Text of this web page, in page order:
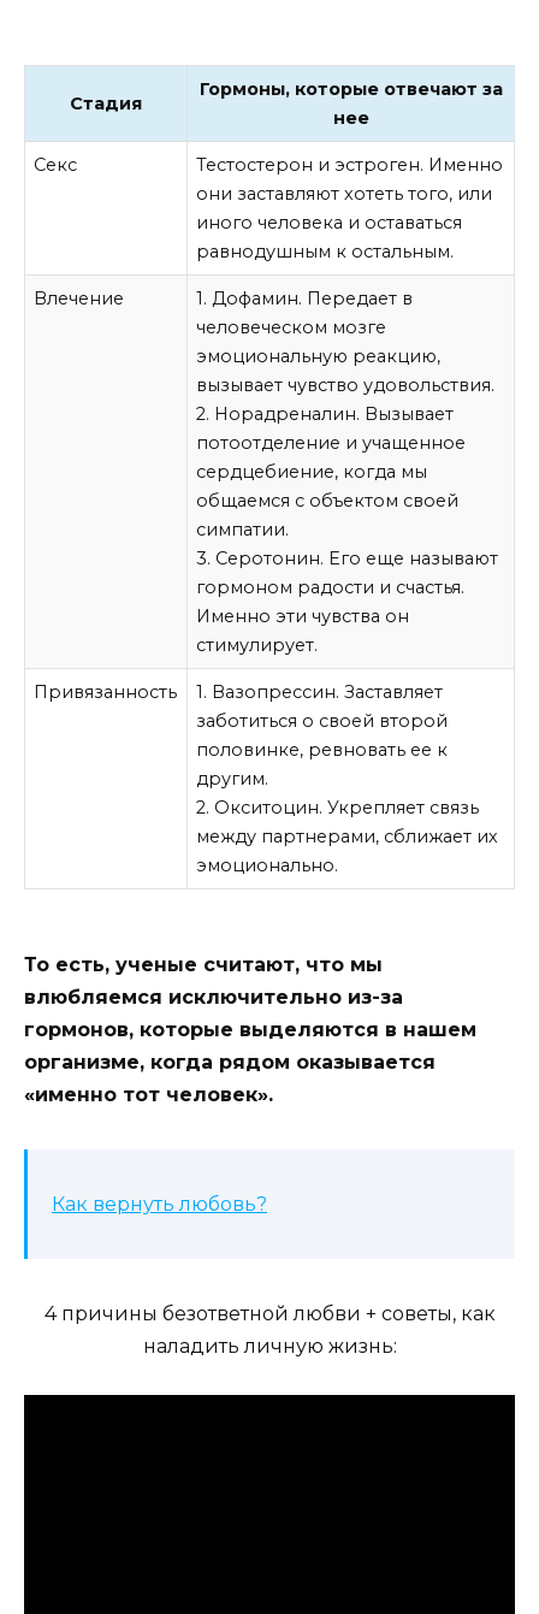
Стадия
Гормоны, которые отвечают за
нее
Секс
Тестостерон и эстроген. Именно
они заставляют хотеть того, или
иного человека и оставаться
равнодушным к остальным.
Влечение
1. Дофамин. Передает в
человеческом мозге
эмоциональную реакцию,
вызывает чувство удовольствия.
2. Норадреналин. Вызывает
потоотделение и учащенное
сердцебиение, когда мы
общаемся с объектом своей
симпатии.
3. Серотонин. Его еще называют
гормоном радости и счастья.
Именно эти чувства он
стимулирует.
Привязанность
1. Вазопрессин. Заставляет
заботиться о своей второй
половинке, ревновать ее к
другим.
2. Окситоцин. Укрепляет связь
между партнерами, сближает их
эмоционально.
То есть, ученые считают, что мы
влюбляемся исключительно из-за
гормонов, которые выделяются в нашем
организме, когда рядом оказывается
«именно тот человек».
Как вернуть любовь?
4 причины безответной любви + советы, как
наладить личную жизнь: